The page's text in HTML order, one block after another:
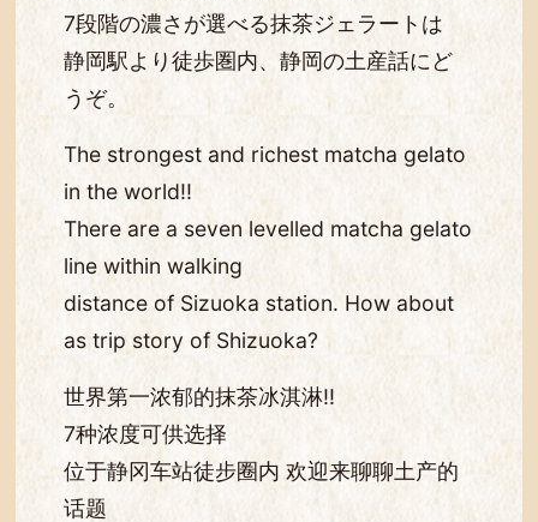
7段階の濃さが選べる抹茶ジェラートは
静岡駅より徒歩圏内、静岡の土産話にど
うぞ。
The strongest and richest matcha gelato
in the world!!
There are a seven levelled matcha gelato
line within walking
distance of Sizuoka station. How about
as trip story of Shizuoka?
世界第一浓郁的抹茶冰淇淋!!
7种浓度可供选择
位于静冈车站徒步圈内 欢迎来聊聊土产的
话题